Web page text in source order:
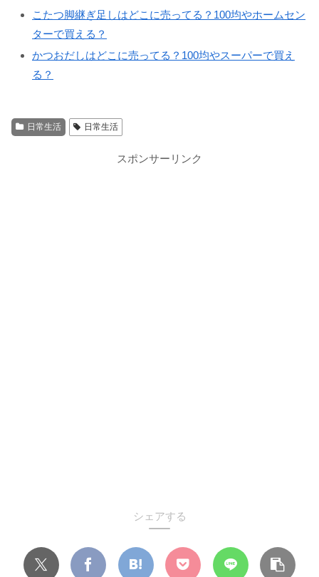
こたつ脚継ぎ足しはどこに売ってる？100均やホームセン
ターで買える？
かつおだしはどこに売ってる？100均やスーパーで買え
る？
日常生活 日常生活
スポンサーリンク
シェアする